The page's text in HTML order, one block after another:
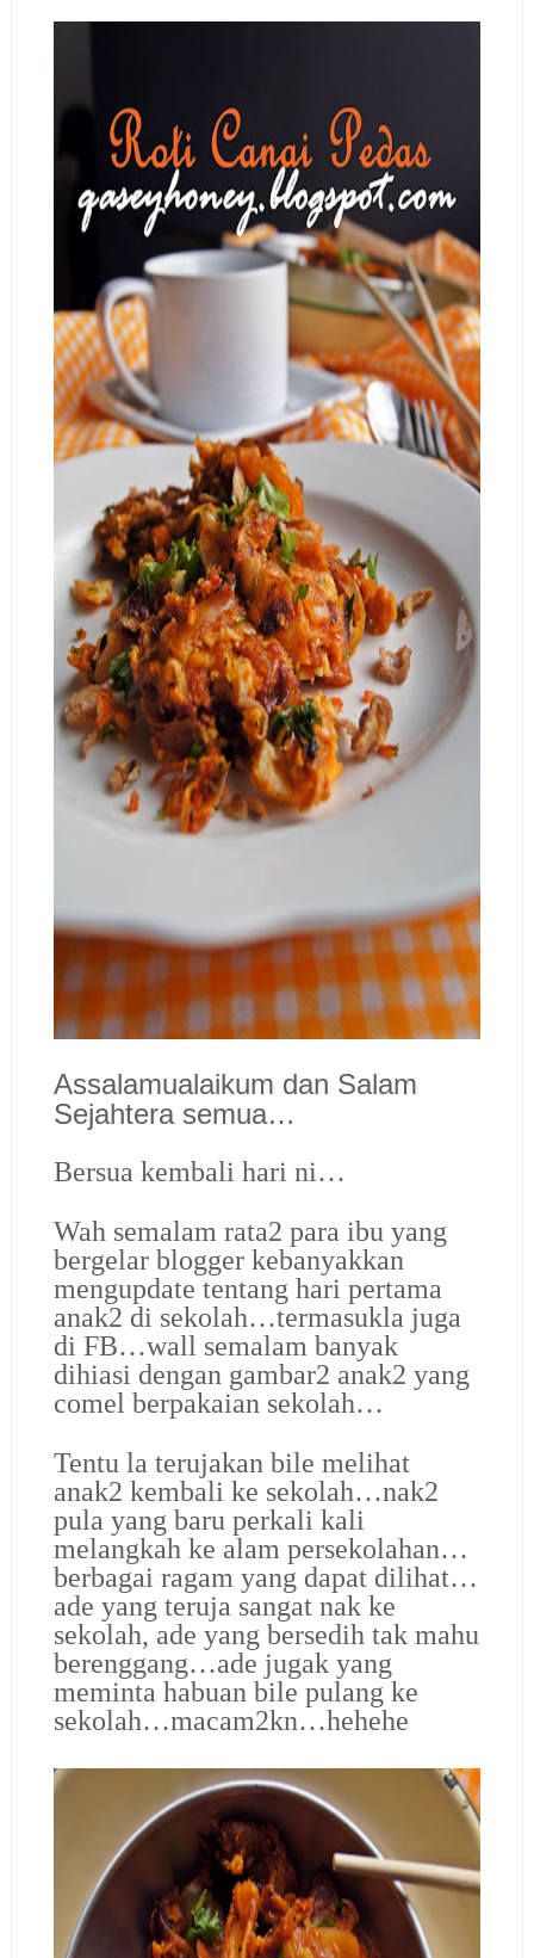
Assalamualaikum dan Salam
Sejahtera semua…
Bersua kembali hari ni…
Wah semalam rata2 para ibu yang
bergelar blogger kebanyakkan
mengupdate tentang hari pertama
anak2 di sekolah…termasukla juga
di FB…wall semalam banyak
dihiasi dengan gambar2 anak2 yang
comel berpakaian sekolah…
Tentu la terujakan bile melihat
anak2 kembali ke sekolah…nak2
pula yang baru perkali kali
melangkah ke alam persekolahan…
berbagai ragam yang dapat dilihat…
ade yang teruja sangat nak ke
sekolah, ade yang bersedih tak mahu
berenggang…ade jugak yang
meminta habuan bile pulang ke
sekolah…macam2kn…hehehe